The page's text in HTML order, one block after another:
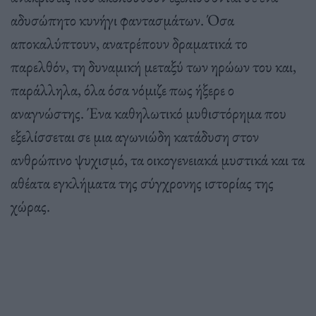
αδυσώπητο κυνήγι φαντασμάτων. Όσα
αποκαλύπτουν, ανατρέπουν δραματικά το
παρελθόν, τη δυναμική μεταξύ των ηρώων του και,
παράλληλα, όλα όσα νόμιζε πως ήξερε ο
αναγνώστης. Ένα καθηλωτικό μυθιστόρημα που
εξελίσσεται σε μια αγωνιώδη κατάδυση στον
ανθρώπινο ψυχισμό, τα οικογενειακά μυστικά και τα
αθέατα εγκλήματα της σύγχρονης ιστορίας της
χώρας.